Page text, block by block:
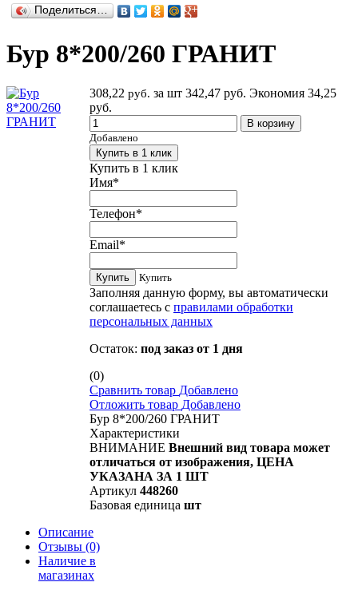
Поделиться…
Бур 8*200/260 ГРАНИТ
308,22 руб. за шт 342,47 руб. Экономия 34,25
руб.
В корзину
Добавлено
Купить в 1 клик
Купить в 1 клик
Имя*
Телефон*
Email*
Купить Купить
Заполняя данную форму, вы автоматически
соглашаетесь с правилами обработки
персональных данных
Остаток: под заказ от 1 дня
(0)
Сравнить товар Добавлено
Отложить товар Добавлено
Бур 8*200/260 ГРАНИТ
Характеристики
ВНИМАНИЕ Внешний вид товара может
отличаться от изображения, ЦЕНА
УКАЗАНА ЗА 1 ШТ
Артикул 448260
Базовая единица шт
Описание
Отзывы (0)
Наличие в
магазинах